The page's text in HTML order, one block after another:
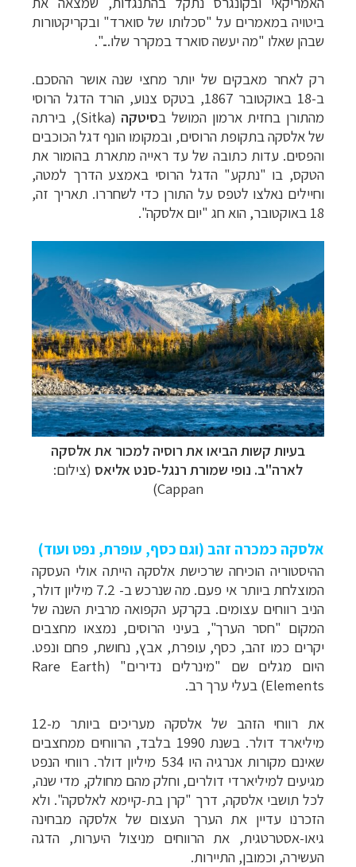
ביטויה במאמרים על "סכלותו של סוארד" ובקריקטורות
שבהן שאלו "מה יעשה סוארד במקרר שלו...".
רק לאחר מאבקים של יותר מחצי שנה אושר ההסכם.
ב-18 באוקטובר 1867, בטקס צנוע, הורד הדגל הרוסי
מהתורן בחזית ארמון המושל בסיטקה (
Sitka), בירתה
של אלסקה בתקופת הרוסים, ובמקומו הונף דגל הכוכבים
והפסים. עדות כתובה של עד ראייה מתארת בהומור את
הטקס, בו "נתקע" הדגל הרוסי באמצע הדרך למטה,
וחיילים נאלצו לטפס על התורן כדי לשחררו. תאריך זה,
18 באוקטובר, הוא חג
"יום אלסקה".
בעיות קשות הביאו את רוסיה למכור את אלסקה
לארה"ב. נופי שמורת רנגל-סנט אליאס (צילום:
Cappan)
אלסקה כמכרה זהב (וגם כסף, עופרת, נפט ועוד)
ההיסטוריה הוכיחה שרכישת אלסקה הייתה אולי העסקה
המוצלחת ביותר אי פעם. מה שנרכש ב- 7.2 מיליון דולר,
הניב רווחים עצומים. בקרקע הקפואה מרבית השנה של
המקום "חסר הערך", בעיני הרוסים, נמצאו מחצבים
יקרים כמו זהב, כסף, עופרת, אבץ, נחושת, פחם ונפט.
היום מגלים שם "מינרלים נדירים" (Rare Earth
Elements) בעלי ערך רב.
את רווחי הזהב של אלסקה מעריכים ביותר מ-12
מיליארד דולר. בשנת 1990 בלבד, הרווחים ממחצבים
שאינם מקורות אנרגיה היו 534 מיליון דולר. רווחי הנפט
מגיעים למיליארדי דולרים, וחלק מהם מחולק, מדי שנה,
לכל תושבי אלסקה, דרך "קרן בת-קיימא לאלסקה". ולא
הזכרנו עדיין את הערך העצום של אלסקה מבחינה
גיאו-אסטרטגית, את הרווחים מניצול היערות, הדגה
העשירה, וכמובן, התיירות.
תכנון טיולים לצפון אמריקה לחצו לרשימת היעדים »
תכנוןטיולים לדרום ומרכז אמריקהלחצו לרשימת
היעדים »
קרוזים והפלגות נופשלחצו לרשימת היעדים »